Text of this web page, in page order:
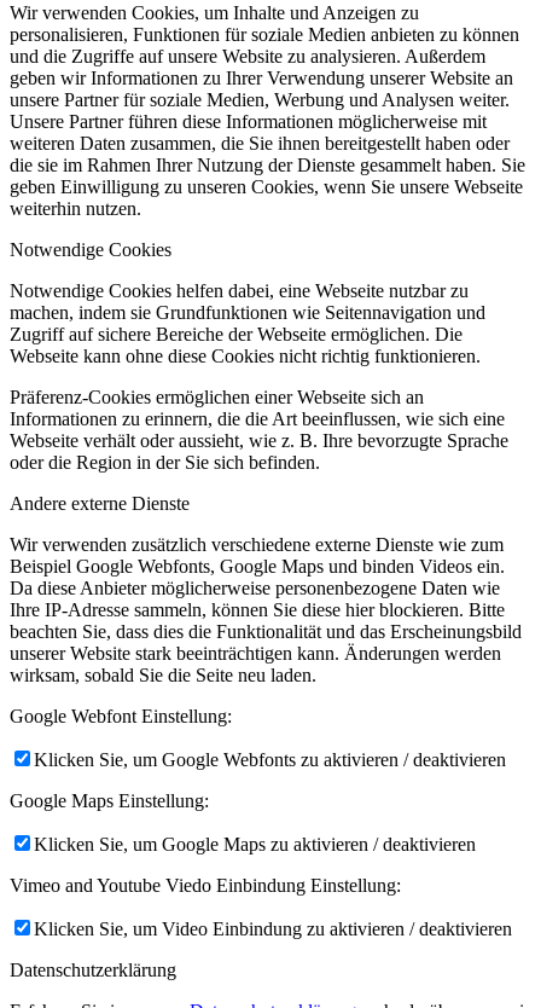
Wir verwenden Cookies, um Inhalte und Anzeigen zu
personalisieren, Funktionen für soziale Medien anbieten zu können
und die Zugriffe auf unsere Website zu analysieren. Außerdem
geben wir Informationen zu Ihrer Verwendung unserer Website an
unsere Partner für soziale Medien, Werbung und Analysen weiter.
Unsere Partner führen diese Informationen möglicherweise mit
weiteren Daten zusammen, die Sie ihnen bereitgestellt haben oder
die sie im Rahmen Ihrer Nutzung der Dienste gesammelt haben. Sie
geben Einwilligung zu unseren Cookies, wenn Sie unsere Webseite
weiterhin nutzen.
Notwendige Cookies
Notwendige Cookies helfen dabei, eine Webseite nutzbar zu
machen, indem sie Grundfunktionen wie Seitennavigation und
Zugriff auf sichere Bereiche der Webseite ermöglichen. Die
Webseite kann ohne diese Cookies nicht richtig funktionieren.
Präferenz-Cookies ermöglichen einer Webseite sich an
Informationen zu erinnern, die die Art beeinflussen, wie sich eine
Webseite verhält oder aussieht, wie z. B. Ihre bevorzugte Sprache
oder die Region in der Sie sich befinden.
Andere externe Dienste
Wir verwenden zusätzlich verschiedene externe Dienste wie zum
Beispiel Google Webfonts, Google Maps und binden Videos ein.
Da diese Anbieter möglicherweise personenbezogene Daten wie
Ihre IP-Adresse sammeln, können Sie diese hier blockieren. Bitte
beachten Sie, dass dies die Funktionalität und das Erscheinungsbild
unserer Website stark beeinträchtigen kann. Änderungen werden
wirksam, sobald Sie die Seite neu laden.
Google Webfont Einstellung:
Klicken Sie, um Google Webfonts zu aktivieren / deaktivieren
Google Maps Einstellung:
Klicken Sie, um Google Maps zu aktivieren / deaktivieren
Vimeo and Youtube Viedo Einbindung Einstellung:
Klicken Sie, um Video Einbindung zu aktivieren / deaktivieren
Datenschutzerklärung